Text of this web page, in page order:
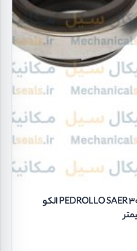
سیل مکانیکی فیبر و فنر نافی پدرولو سایر PEDROLLO SAER 301 الکو